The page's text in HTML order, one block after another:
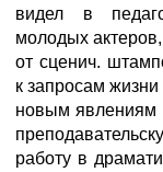
видел в
молодых
от сценич.
к запросам жизни
новым явлениям
работу в